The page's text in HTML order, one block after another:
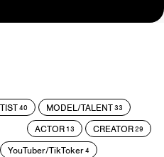
40 MODEL/TALENT33
ACTOR 13 CREATOR29
YouTuber/TikToker4